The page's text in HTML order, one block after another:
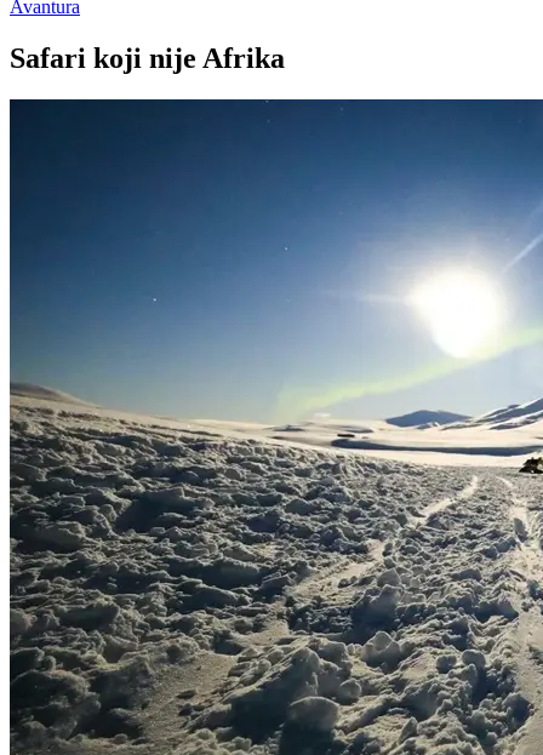
Avantura
Safari koji nije Afrika